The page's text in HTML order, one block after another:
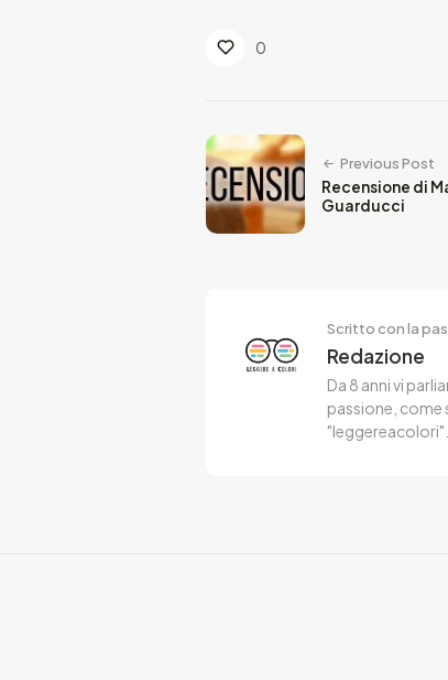
0
Previous Post
Recensione di
Guarducci
Scritto con la
Redazione
Da 8 anni vi
passione, come